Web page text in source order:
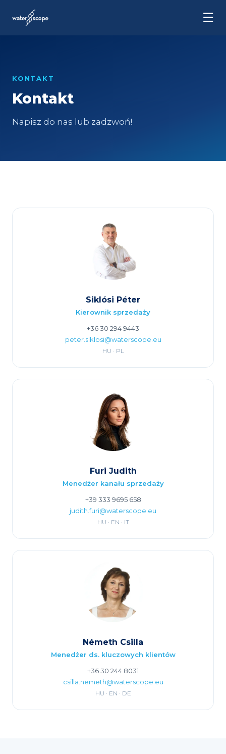
☰
KONTAKT
Kontakt
Napisz do nas lub zadzwoń!
Siklósi Péter
Kierownik sprzedaży
+36 30 294 9443
peter.siklosi@waterscope.eu
HU · PL
Furi Judith
Menedżer kanału sprzedaży
+39 333 9695 658
judith.furi@waterscope.eu
HU · EN · IT
Németh Csilla
Menedżer ds. kluczowych klientów
+36 30 244 8031
csilla.nemeth@waterscope.eu
HU · EN · DE